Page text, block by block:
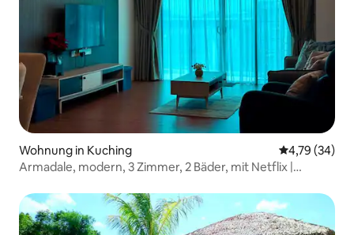
Wohnung in Kuching
4,79 (34)
Armadale, modern, 3 Zimmer, 2 Bäder, mit Netflix |